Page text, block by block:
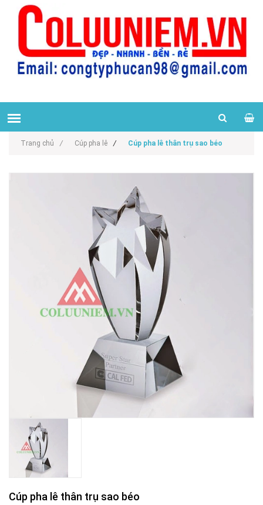
Trang chủ / Cúp pha lê / Cúp pha lê thân trụ sao béo
Cúp pha lê thân trụ sao béo